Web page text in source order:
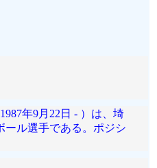
年9月22日 - ）は、埼
ール選手である。ポジシ